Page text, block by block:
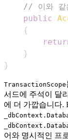
// 이와 같
public
{
}
}
TransactionScope
서드에 주석이 달
에 더 가깝습니다.
어와 명시적인 프